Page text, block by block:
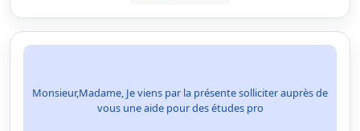
Monsieur,Madame, Je viens par la présente solliciter auprès de
vous une aide pour des études pro